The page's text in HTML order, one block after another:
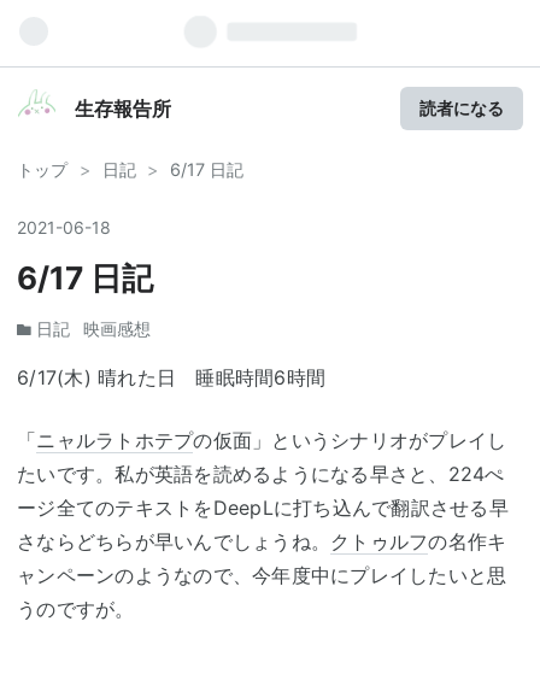
生存報告所 読者になる
トップ > 日記 > 6/17 日記
2021-06-18
6/17 日記
日記 映画感想
6/17(木) 晴れた日 睡眠時間6時間
「ニャルラトホテプの仮面」というシナリオがプレイし
たいです。私が英語を読めるようになる早さと、224ぺ
ージ全てのテキストをDeepLに打ち込んで翻訳させる早
さならどちらが早いんでしょうね。 クトゥルフの名作キ
ャンペーンのようなので、今年度中にプレイしたいと思
うのですが。